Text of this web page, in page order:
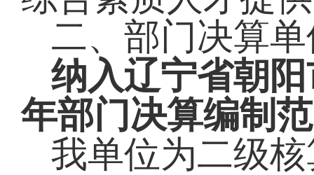
二、部门决算
纳入辽宁省朝
年部门决算编制
我单位为二级